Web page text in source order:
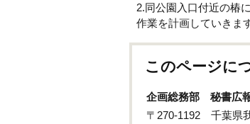
2.同公園入口付近の椿
作業を計画していきます
このページに
企画総務部 秘書広
〒270-1192 千葉県